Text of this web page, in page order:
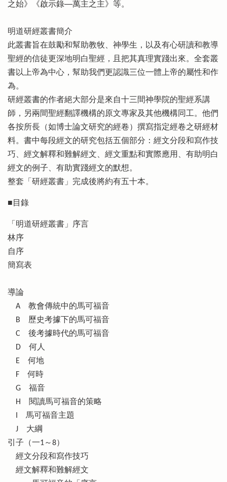
之始》《啟示錄──萬主之主》等。
明道研經叢書簡介
此叢書旨在鼓勵和幫助教牧、神學生，以及有心研讀和教導
聖經的信徒更深地明白聖經，且把其真理實踐出來。全套叢
書以上帝為中心，幫助我們更認識三位一體上帝的屬性和作
為。
研經叢書的作者絕大部分是來自十三間神學院的聖經系講
師，另兩間聖經翻譯機構的原文專家及其他機構同工。他們
各按所長（如博士論文研究的經卷）撰寫指定經卷之研經材
料。書中每段經文的研究包括五個部分：經文分段和寫作技
巧、經文解釋和難解經文、經文重點和實際應用、有助明白
經文的例子、有助實踐經文的默想。
整套「研經叢書」完成後將約有五十本。
■目錄
「明道研經叢書」序言
林序
自序
簡寫表
導論
A 教會傳統中的馬可福音
B 歷史考據下的馬可福音
C 後考據時代的馬可福音
D 何人
E 何地
F 何時
G 福音
H 閱讀馬可福音的策略
I 馬可福音主題
J 大綱
引子（一1～8）
經文分段和寫作技巧
經文解釋和難解經文